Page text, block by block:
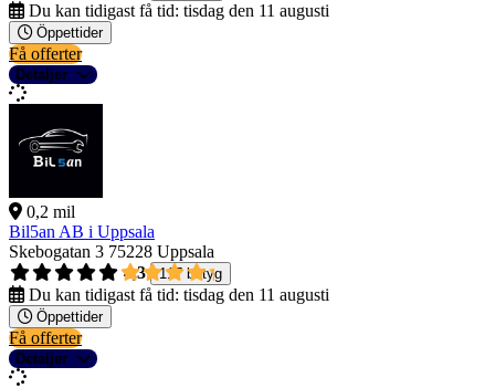
Du kan tidigast få tid: tisdag den 11 augusti
Öppettider
Få offerter
Detaljer
0,2 mil
Bil5an AB i Uppsala
Skebogatan 3 75228 Uppsala
4,3
117 betyg
Du kan tidigast få tid: tisdag den 11 augusti
Öppettider
Få offerter
Detaljer